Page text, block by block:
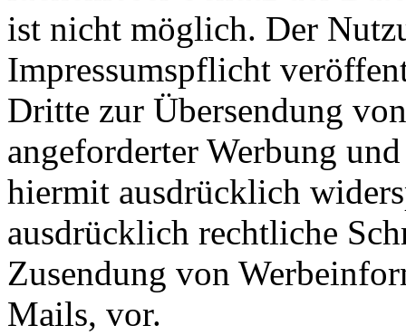
ist nicht möglich. Der
Impressumspflicht
Dritte zur Übersendung
angeforderter Werbung
hiermit ausdrücklich
ausdrücklich rechtliche
Zusendung von
Mails, vor.